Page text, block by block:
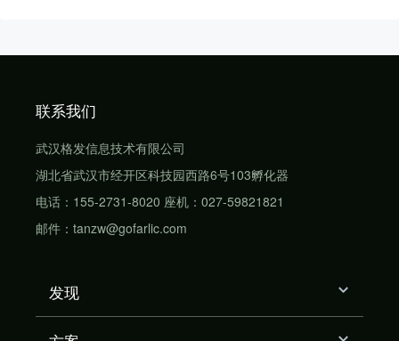
联系我们
武汉格发信息技术有限公司
湖北省武汉市经开区科技园西路6号103孵化器
电话：155-2731-8020 座机：027-59821821
邮件：tanzw@gofarlic.com
发现